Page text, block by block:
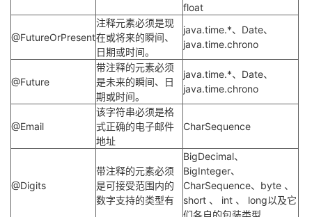
float
@FutureOrPresent
注释元素必须是现
在或将来的瞬间、
日期或时间。
java.time.*、Date、
java.time.chrono
@Future
带注释的元素必须
是未来的瞬间、日
期或时间。
java.time.*、Date、
java.time.chrono
@Email
该字符串必须是格
式正确的电子邮件
地址
CharSequence
@Digits
带注释的元素必须
是可接受范围内的
数字支持的类型有
BigDecimal、
BigInteger、
CharSequence、byte 、
short 、 int 、 long以及它
们各自的包装类型